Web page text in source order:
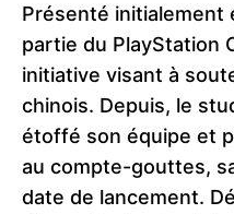
Présenté initialement
partie du PlayStation
initiative visant à
chinois. Depuis, le
étoffé son équipe et
au compte-gouttes,
date de lancement.